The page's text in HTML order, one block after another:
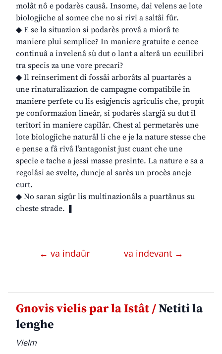
molât nô e podarès causâ. Insome, dai velens ae lote
biologjiche al somee che no si rivi a saltâi fûr.
◆ E se la situazion si podarès provâ a miorâ te
maniere plui semplice? In maniere gratuite e cence
continuâ a invelenâ sù dut o lant a alterâ un ecuilibri
tra specis za une vore precari?
◆ Il reinseriment di fossâi arborâts al puartarès a
une rinaturalizazion de campagne compatibile in
maniere perfete cu lis esigjencis agriculis che, propit
pe conformazion lineâr, si podarès slargjâ su dut il
teritori in maniere capilâr. Chest al permetarès une
lote biologjiche naturâl li che e je la nature stesse che
e pense a fâ rivâ l’antagonist just cuant che une
specie e tache a jessi masse presinte. La nature e sa a
regolâsi ae svelte, duncje al sarès un procès ancje
curt.
◆ No saran sigûr lis multinazionâls a puartânus su
cheste strade. ❚
← va indaûr va indevant →
Gnovis vielis par la Istât /Netiti la
lenghe
Vielm